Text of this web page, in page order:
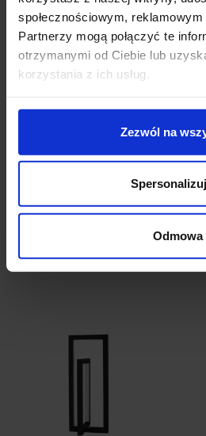
społecznościowym,
Partnerzy mogą połączyć te
otrzymanymi od Ciebie lub
korzystania z ich usług.
Zezwól na
Spersonalizuj
Odmowa
LUCES AZUL LE41331/2
830,00 zł